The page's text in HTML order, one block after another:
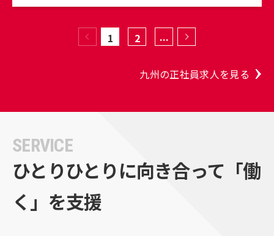
1 2 3
九州の正社員求人を見る
SERVICE
ひとりひとりに向き合って 「働
く」を支援